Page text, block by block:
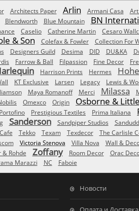
Architects Paper Arlin Armani Casa
Blendworth Blue Mountain BN
Caselio Catherine Martin Cesaro
& Son Colefax & Fowler Collection For
Designers Guild Desima DID DU&KA
Farrow & Ball Filpassion Fine Decor
Harrison Prints Hermes
KT Exclusive Larsen Legacy Lewis &
Maya Romanoff Merci Milassa
Omexco Origin Osborne & Little
Portofino Prestigious Textiles Prima Italiana
Sanderson Sandpiper Studios Sandudd
Tekko Texam Texdecor The Carlisle
Victoria Stenova Villa Nova Wall &
Rohde Zoffany Room Decor Orac
Marazzi NC Faboie
Новости